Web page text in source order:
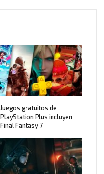
Juegos gratuitos de
PlayStation Plus incluyen
Final Fantasy 7